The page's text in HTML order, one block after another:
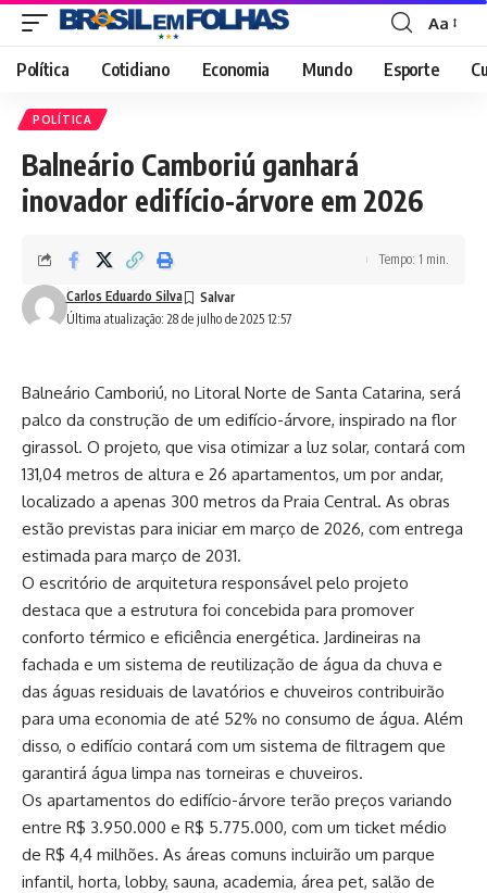
Font
Resizer
Aa
Política Cotidiano Economia Mundo Esporte
POLÍTICA
Balneário Camboriú ganhará
inovador edifício-árvore em 2026
Última atualização: 28 de julho de 2025 12:57
Carlos Eduardo Silva
Tempo: 1 min.
Balneário Camboriú, no Litoral Norte de Santa Catarina, será
palco da construção de um edifício-árvore, inspirado na flor
girassol. O projeto, que visa otimizar a luz solar, contará com
131,04 metros de altura e 26 apartamentos, um por andar,
localizado a apenas 300 metros da Praia Central. As obras
estão previstas para iniciar em março de 2026, com entrega
estimada para março de 2031.
O escritório de arquitetura responsável pelo projeto
destaca que a estrutura foi concebida para promover
conforto térmico e eficiência energética. Jardineiras na
fachada e um sistema de reutilização de água da chuva e
das águas residuais de lavatórios e chuveiros contribuirão
para uma economia de até 52% no consumo de água. Além
disso, o edifício contará com um sistema de filtragem que
garantirá água limpa nas torneiras e chuveiros.
Os apartamentos do edifício-árvore terão preços variando
entre R$ 3.950.000 e R$ 5.775.000, com um ticket médio
de R$ 4,4 milhões. As áreas comuns incluirão um parque
infantil, horta, lobby, sauna, academia, área pet, salão de